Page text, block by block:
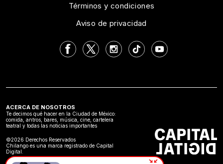
Términos y condiciones
Aviso de privacidad
ACERCA DE NOSOTROS
Te decimos qué hacer en la Ciudad de México:
comida, antros, bares, música, cine, cartelera
teatral y todas las noticias importantes
©2026 Derechos Reservados
Chilango es una marca registrado de Capital
Digital.